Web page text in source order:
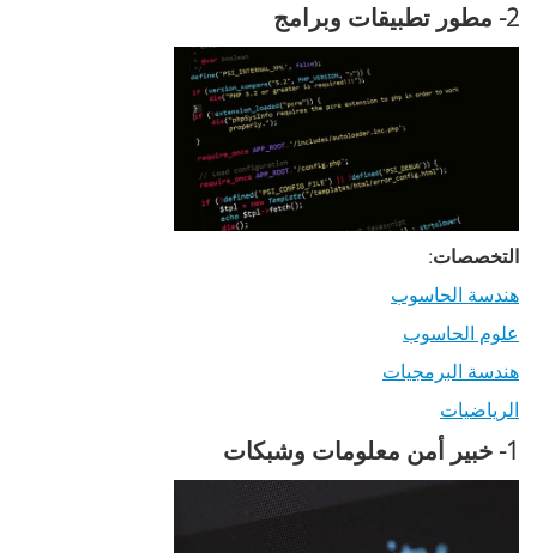
2- مطور تطبيقات وبرامج
التخصصات:
هندسة الحاسوب
علوم الحاسوب
هندسة البرمجيات
الرياضيات
1- خبير أمن معلومات وشبكات